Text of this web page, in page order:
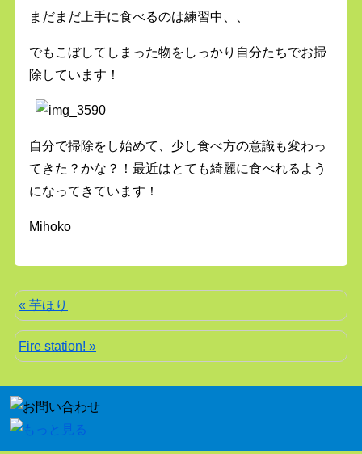
まだまだ上手に食べるのは練習中、、
でもこぼしてしまった物をしっかり自分たちでお掃
除しています！
自分で掃除をし始めて、少し食べ方の意識も変わっ
てきた？かな？！最近はとても綺麗に食べれるよう
になってきています！
Mihoko
« 芋ほり
Fire station! »